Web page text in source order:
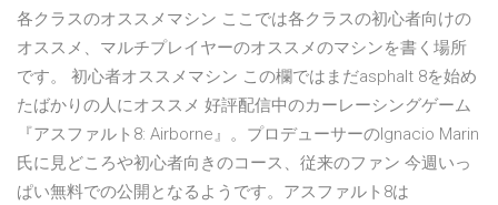
各クラスのオススメマシン ここでは各クラスの初心者向けの
オススメ、マルチプレイヤーのオススメのマシンを書く場所
です。 初心者オススメマシン この欄ではまだasphalt 8を始め
たばかりの人にオススメ 好評配信中のカーレーシングゲーム
『アスファルト8: Airborne』。プロデューサーのIgnacio Marin
氏に見どころや初心者向きのコース、従来のファン 今週いっ
ぱい無料での公開となるようです。アスファルト8は